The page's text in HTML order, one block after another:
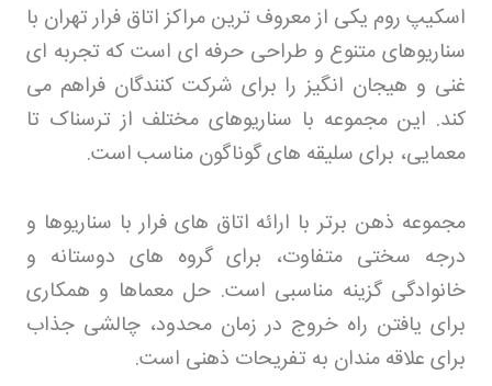
اسکیپ روم یکی از معروف ترین مراکز اتاق فرار تهران با
سناریوهای متنوع و طراحی حرفه ای است که تجربه ای
غنی و هیجان انگیز را برای شرکت کنندگان فراهم می
کند. این مجموعه با سناریوهای مختلف از ترسناک تا
معمایی، برای سلیقه های گوناگون مناسب است.
مجموعه ذهن برتر با ارائه اتاق های فرار با سناریوها و
درجه سختی متفاوت، برای گروه های دوستانه و
خانوادگی گزینه مناسبی است. حل معماها و همکاری
برای یافتن راه خروج در زمان محدود، چالشی جذاب
برای علاقه مندان به تفریحات ذهنی است.